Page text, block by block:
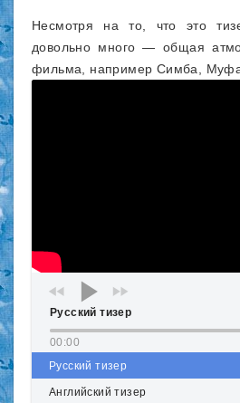
Несмотря на то, что это
довольно много — общая
фильма, например Симба,
Русский тизер
00:00
Русский тизер
Английский тизер